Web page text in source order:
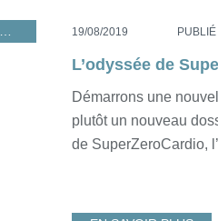
MES CHRONIQUES DE LA LOOSE AUTOLOOSE
19/08/2019
Démarrons une
plutôt un nouveau
de SuperZeroCardio,